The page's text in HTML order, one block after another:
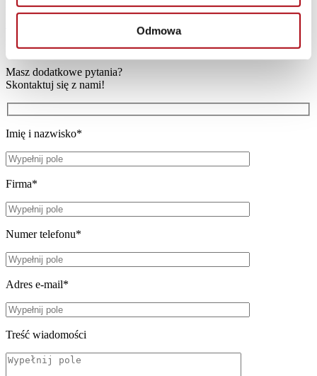
Odmowa
Menadżer ds. sprzedaży i marketingu
kamila.pralat@lean.org.pl
Formularz kontaktowy
Masz dodatkowe pytania?
Skontaktuj się z nami!
Imię i nazwisko*
Firma*
Numer telefonu*
Adres e-mail*
Treść wiadomości